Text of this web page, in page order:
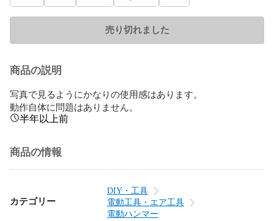
売り切れました
商品の説明
写真で見るようにかなりの使用感はあります。
動作自体に問題はありません。
半年以上前
商品の情報
カテゴリー
DIY・工具
電動工具・エア工具
電動ハンマー